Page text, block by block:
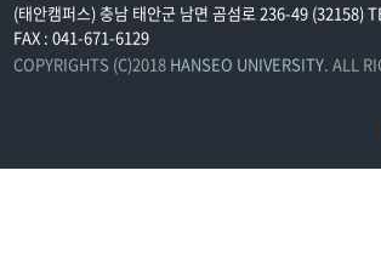
(태안캠퍼스) 충남 태안군 남면 곰섬로 236-49 (32158)
FAX : 041-671-6129
COPYRIGHTS (C)2018 HANSEO UNIVERSITY. ALL